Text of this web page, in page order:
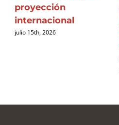
proyección
internacional
julio 15th, 2026